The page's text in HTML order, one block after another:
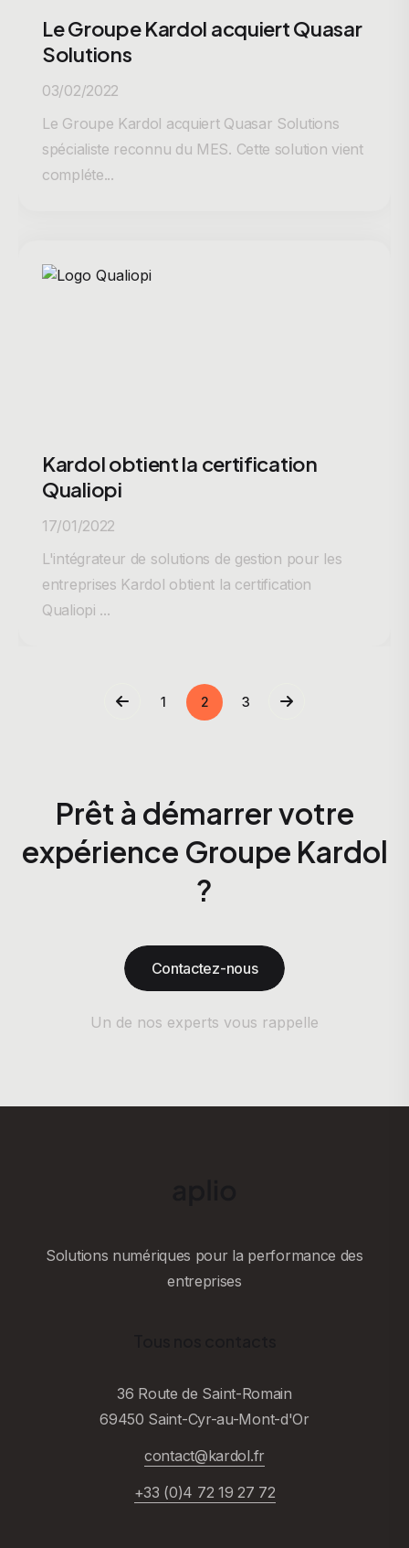
Le Groupe Kardol acquiert Quasar
Solutions
03/02/2022
Le Groupe Kardol acquiert Quasar Solutions
spécialiste reconnu du MES. Cette solution vient
compléte...
Kardol obtient la certification
Qualiopi
17/01/2022
L'intégrateur de solutions de gestion pour les
entreprises Kardol obtient la certification
Qualiopi ...
1 2 3
Prêt à démarrer votre
expérience Groupe Kardol
?
Contactez-nous
Un de nos experts vous rappelle
Solutions numériques pour la performance des
entreprises
36 Route de Saint-Romain
69450 Saint-Cyr-au-Mont-d'Or
contact@kardol.fr
+33 (0)4 72 19 27 72